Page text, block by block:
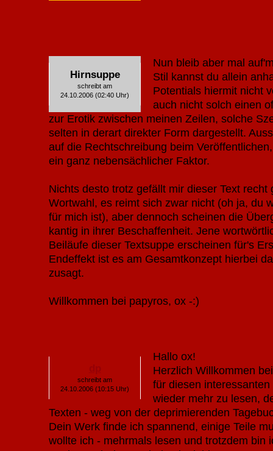
Hirnsuppe
schreibt am
24.10.2006 (02:40 Uhr)
Nun bleib aber mal
Stil kannst du allein
Potentials hiermit nicht
auch nicht solch einen
zur Erotik zwischen meinen Zeilen, solche
selten in derart direkter Form dargestellt.
auf die Rechtschreibung beim
ein ganz nebensächlicher Faktor.
Nichts desto trotz gefällt mir dieser Text recht
Wortwahl, es reimt sich zwar nicht (oh ja, du
für mich ist), aber dennoch scheinen die
kantig in ihrer Beschaffenheit. Jene
Beiläufe dieser Textsuppe erscheinen für's
Endeffekt ist es am Gesamtkonzept hierbei
zusagt.
Willkommen bei papyros, ox -:)
schreibt am
24.10.2006 (10:15 Uhr)
Hallo ox!
Herzlich Willkommen
für diesen
wieder mehr zu lesen,
Texten - weg von der deprimierenden
Dein Werk finde ich spannend, einige Teile
wollte ich - mehrmals lesen und trotzdem bin